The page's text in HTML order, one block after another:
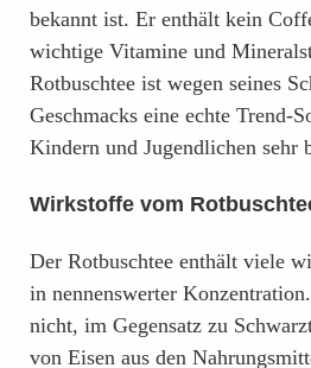
bekannt ist. Er enthält kein
wichtige Vitamine und
Rotbuschtee ist wegen seines
Geschmacks eine echte Trend-
Kindern und Jugendlichen sehr
Wirkstoffe vom
Der Rotbuschtee enthält viele
in nennenswerter
nicht, im Gegensatz zu
von Eisen aus den